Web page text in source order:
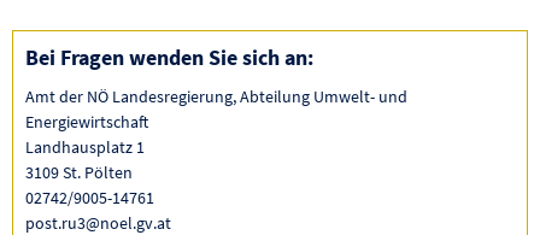
Bei Fragen wenden Sie sich an:
Amt der NÖ Landesregierung, Abteilung Umwelt- und
Energiewirtschaft
Landhausplatz 1
3109 St. Pölten
02742/9005-14761
post.ru3@noel.gv.at